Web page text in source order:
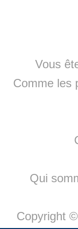
Vous
Comme les
Qui
Copyright